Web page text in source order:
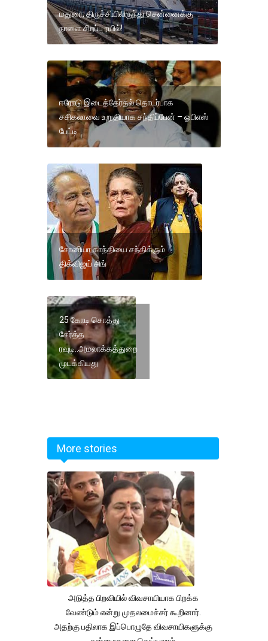
மதுரை, திருச்சியிலிருந்து சென்னைக்கு
நாளை சிறப்பு ரயில்!
ஈரோடு இடைத்தேர்தல் தொடர்பாக
சசிகலாவை உறுதியாக சந்திப்பேன் – ஓபிஎஸ்
பேட்டி
சோனியா காந்தியை சந்திக்கும்
திக்விஜய் சிங்
25 கோடி சொத்து
சேர்த்த
ரவுடி..அமலாக்கத்துறை
முடக்கியது
More stories
அடுத்த பிறவியில் விவசாயியாக பிறக்க
வேண்டும் என்று முதலமைச்சர் கூறினார்.
அதற்கு பதிலாக இப்பொழுதே விவசாயிகளுக்கு